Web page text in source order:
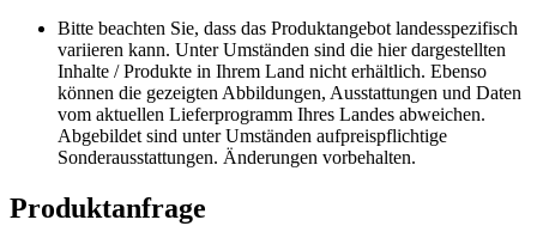
Bitte beachten Sie, dass das Produktangebot landesspezifisch
variieren kann. Unter Umständen sind die hier dargestellten
Inhalte / Produkte in Ihrem Land nicht erhältlich. Ebenso
können die gezeigten Abbildungen, Ausstattungen und Daten
vom aktuellen Lieferprogramm Ihres Landes abweichen.
Abgebildet sind unter Umständen aufpreispflichtige
Sonderausstattungen. Änderungen vorbehalten.
Produktanfrage